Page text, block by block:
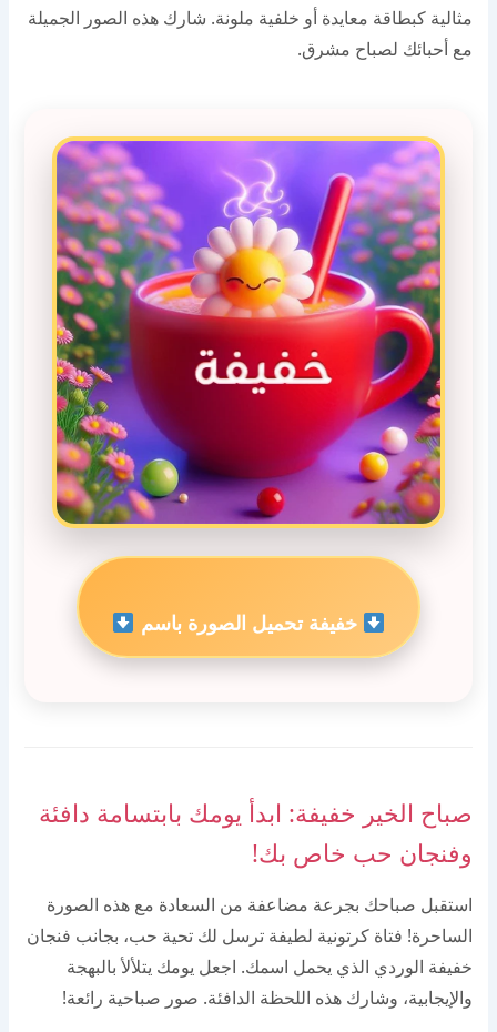
مثالية كبطاقة معايدة أو خلفية ملونة. شارك هذه الصور الجميلة
مع أحبائك لصباح مشرق.
خفيفة تحميل الصورة باسم
صباح الخير خفيفة: ابدأ يومك بابتسامة دافئة
وفنجان حب خاص بك!
استقبل صباحك بجرعة مضاعفة من السعادة مع هذه الصورة
الساحرة! فتاة كرتونية لطيفة ترسل لك تحية حب، بجانب فنجان
خفيفة الوردي الذي يحمل اسمك. اجعل يومك يتلألأ بالبهجة
والإيجابية، وشارك هذه اللحظة الدافئة. صور صباحية رائعة!